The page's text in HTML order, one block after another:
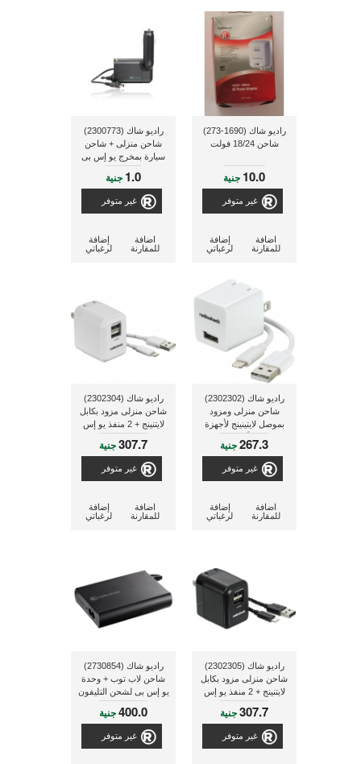
راديو شاك (1690-273)
شاحن 18/24 فولت
10.0 جنية
غير متوفر
إضافة
لرغباتي
اضافة
للمقارنة
راديو شاك (2300773)
شاحن منزلى + شاحن
سيارة بمخرج يو إس بى
1.0 جنية
غير متوفر
إضافة
لرغباتي
اضافة
للمقارنة
راديو شاك (2302302)
شاحن منزلى ومزود
بموصل لايتينينج لأجهزة
أبل
267.3جنية
غير متوفر
إضافة
لرغباتي
اضافة
للمقارنة
راديو شاك (2302304)
شاحن منزلى مزود بكابل
لايتنينج + 2 منفذ يو إس
بى
307.7جنية
غير متوفر
إضافة
لرغباتي
اضافة
للمقارنة
راديو شاك (2302305)
شاحن منزلى مزود بكابل
لايتنينج + 2 منفذ يو إس
بى
307.7جنية
غير متوفر
راديو شاك (2730854)
شاحن لاب توب + وحدة
يو إس بى لشحن التليفون
المحمول
400.0جنية
غير متوفر